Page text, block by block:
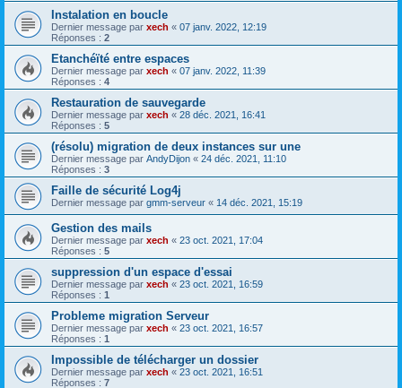
Instalation en boucle
Dernier message par xech « 07 janv. 2022, 12:19
Réponses : 2
Etanchéïté entre espaces
Dernier message par xech « 07 janv. 2022, 11:39
Réponses : 4
Restauration de sauvegarde
Dernier message par xech « 28 déc. 2021, 16:41
Réponses : 5
(résolu) migration de deux instances sur une
Dernier message par AndyDijon « 24 déc. 2021, 11:10
Réponses : 3
Faille de sécurité Log4j
Dernier message par gmm-serveur « 14 déc. 2021, 15:19
Gestion des mails
Dernier message par xech « 23 oct. 2021, 17:04
Réponses : 5
suppression d'un espace d'essai
Dernier message par xech « 23 oct. 2021, 16:59
Réponses : 1
Probleme migration Serveur
Dernier message par xech « 23 oct. 2021, 16:57
Réponses : 1
Impossible de télécharger un dossier
Dernier message par xech « 23 oct. 2021, 16:51
Réponses : 7